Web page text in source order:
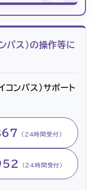
パス）の操作等に
ンパス）サポート
（24時間受付）
（24時間受付）